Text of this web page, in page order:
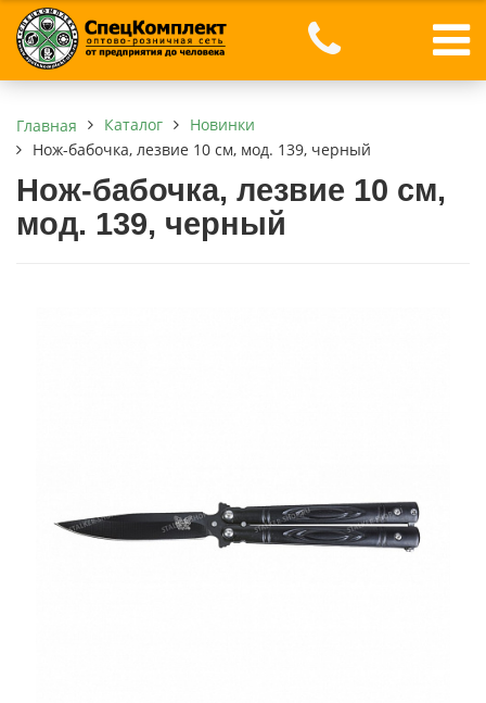
Главная Каталог
Новинки
Нож-бабочка, лезвие 10 см, мод. 139, черный
Нож-бабочка, лезвие 10 см,
мод. 139, черный